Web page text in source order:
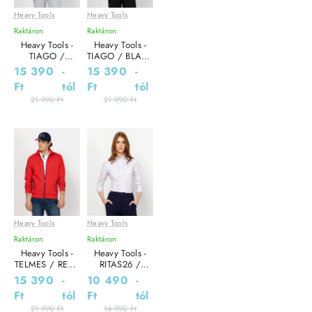
Leárazás
Heavy Tools
Raktáron
Heavy Tools -
TIAGO /
STRING - Férfi
melegítő
pulóver
15 390
Ft
-
tól
21 990 Ft
Leárazás
Heavy Tools
Raktáron
Heavy Tools -
TIAGO / BLACK
- Férfi melegítő
pulóver
15 390
Ft
-
tól
21 990 Ft
Leárazás
Heavy Tools
Raktáron
Heavy Tools -
TELMES / RED -
Férfi melegítő
pulóver
15 390
Ft
-
tól
21 990 Ft
Leárazás
Heavy Tools
Raktáron
Heavy Tools -
RITAS26 /
STRIPED - Női
ing
10 490
Ft
-
tól
14 990 Ft